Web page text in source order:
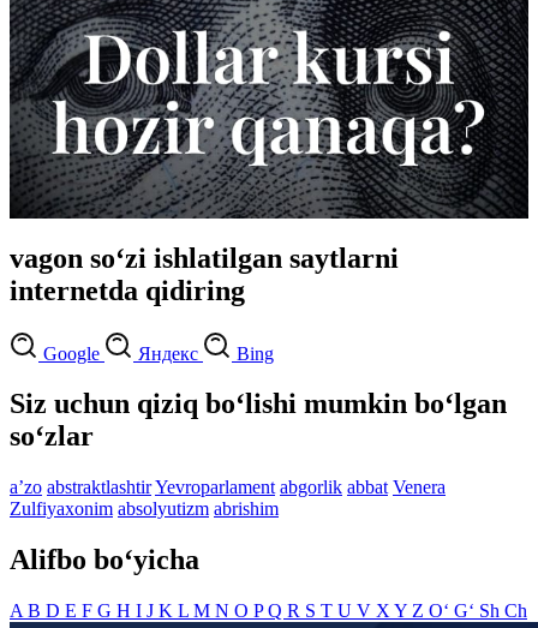
vagon so‘zi ishlatilgan saytlarni
internetda qidiring
Google Яндекс Bing
Siz uchun qiziq bo‘lishi mumkin bo‘lgan
so‘zlar
aʼzo abstraktlashtirYevroparlament abgorlik abbat Venera
Zulfiyaxonim absolyutizm abrishim
Alifbo bo‘yicha
A B D E F G H I J K L M N O PQ R S T U V X Y Z O‘ G‘ Sh Ch